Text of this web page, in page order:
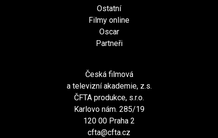
Ostatní
Filmy online
Oscar
Partneři
Česká filmová
a televizní akademie, z.s.
ČFTA produkce, s.r.o.
Karlovo nám. 285/19
120 00 Praha 2
cfta@cfta.cz